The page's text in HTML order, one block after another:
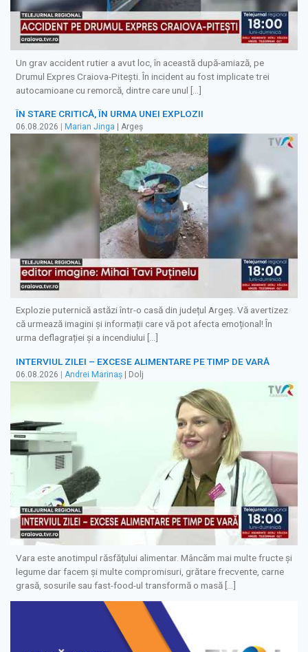
Un grav accident rutier a avut loc, în această după-amiază, pe
Drumul Expres Craiova-Pitești. În incident au fost implicate trei
autocamioane cu remorcă, dintre care unul […]
ÎN STARE CRITICĂ, ÎN URMA UNEI EXPLOZII
06.08.2026 Marian Jinga | Argeș
Explozie puternică astăzi într-o casă din județul Argeș. Vă avertizez
că urmează imagini și informații care vă pot afecta emoțional! În
urma deflagrației și a incendiului […]
INTERVIUL ZILEI – EXCESE ALIMENTARE PE TIMP DE VARĂ
06.08.2026 | Andrei Marinaș | Dolj
Vara este anotimpul răsfățului alimentar. Mâncăm mai multe fructe și
legume dar facem și multe compromisuri, grătare frecvente, carne
grasă, sosurile sau fast-food-ul transformă o masă […]